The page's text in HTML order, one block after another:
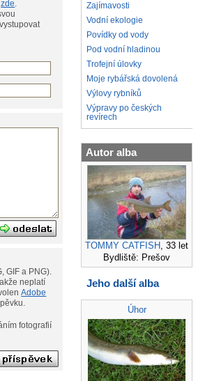
zde.
GIF a PNG).
neplatí
povolenAdobe
Zajímavosti
Vodní ekologie
Povídky od vody
Pod vodní hladinou
Trofejní úlovky
Moje rybářská dovolená
Výlovy rybníků
Výpravy po českých
revírech
Autor alba
TOMMY CATFISH , 33 let
Bydliště: Prešov
Jeho další alba
Úhor